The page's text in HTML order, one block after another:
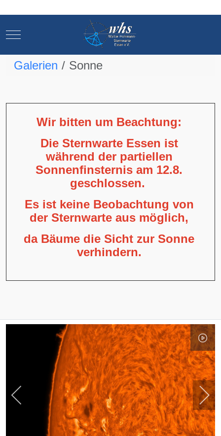
Mobile Menu Toggle
Galerien Sonne
Wir bitten um Beachtung:
Die Sternwarte Essen ist
während der partiellen
Sonnenfinsternis am 12.8.
geschlossen.
Es ist keine Beobachtung von
der Sternwarte aus möglich,
da Bäume die Sicht zur Sonne
verhindern.